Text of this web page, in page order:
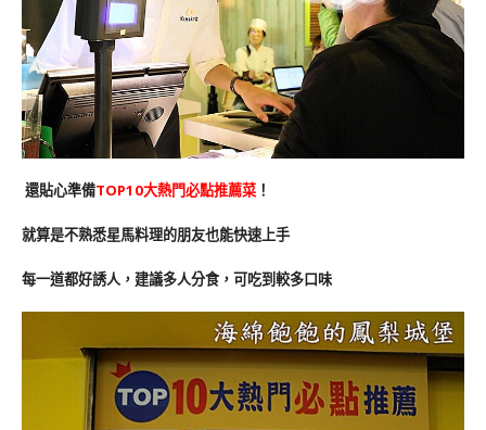
還貼心準備TOP10大熱門必點推薦菜 ！
就算是不熟悉星馬料理的朋友也能快速上手
每一道都好誘人，建議多人分食，可吃到較多口味